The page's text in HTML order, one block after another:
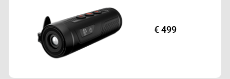
€ 499